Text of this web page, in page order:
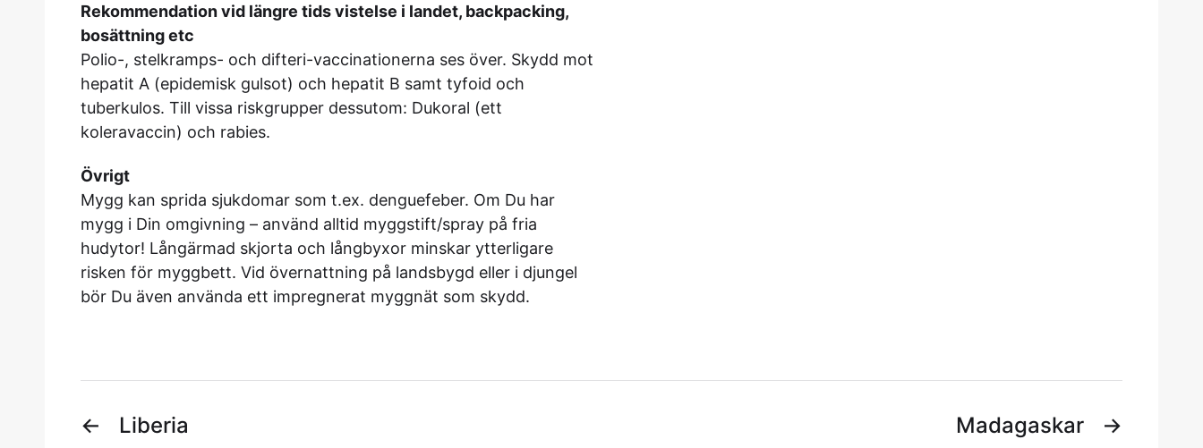
Rekommendation vid längre tids vistelse i landet, backpacking,
bosättning etc
Polio-, stelkramps- och difteri-vaccinationerna ses över. Skydd mot
hepatit A (epidemisk gulsot) och hepatit B samt tyfoid och
tuberkulos. Till vissa riskgrupper dessutom: Dukoral (ett
koleravaccin) och rabies.
Övrigt
Mygg kan sprida sjukdomar som t.ex. denguefeber. Om Du har
mygg i Din omgivning – använd alltid myggstift/spray på fria
hudytor! Långärmad skjorta och långbyxor minskar ytterligare
risken för myggbett. Vid övernattning på landsbygd eller i djungel
bör Du även använda ett impregnerat myggnät som skydd.
← Liberia →
Madagaskar